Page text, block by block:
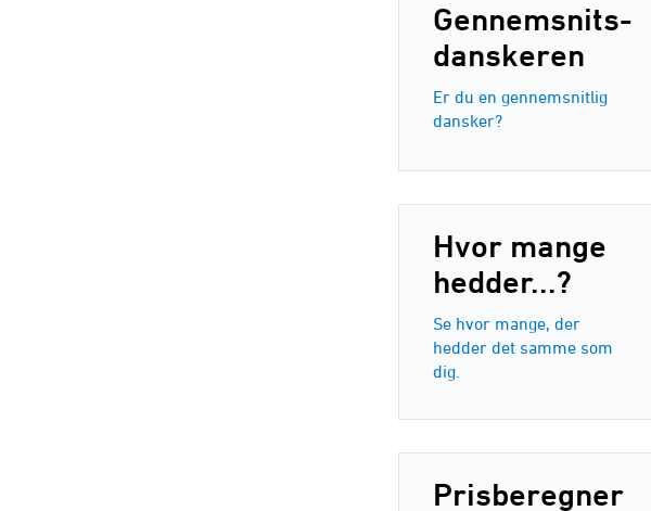
Gennemsnits-
danskeren
Er du en gennemsnitlig
dansker?
Hvor mange
hedder...?
Se hvor mange, der
hedder det samme som
dig.
Prisberegner